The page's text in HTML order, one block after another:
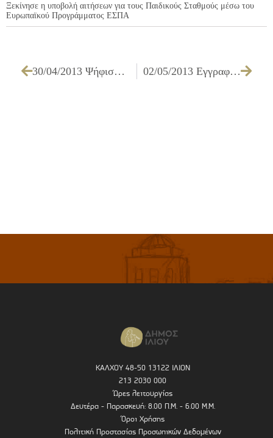
Ξεκίνησε η υποβολή αιτήσεων για τους Παιδικούς Σταθμούς μέσω του
Ευρωπαϊκού Προγράμματος ΕΣΠΑ
30/04/2013 Ψήφισμα σχετικά με τις συνθήκες υγιεινής στις λαϊκές αγορές 02/05/2013 Εγγραφές για το σχολικό έτος 2013-2014 στους Παιδικούς και Βρεφονηπιακούς Σταθμούς
ΚΑΛΧΟΥ 48-50 13122 ΙΛΙΟΝ
213 2030 000
Ώρες λειτουργίας
Δευτέρα - Παρασκευή: 8.00 Π.Μ. - 6.00 Μ.Μ.
Όροι Χρήσης
Πολιτική Προστασίας Προσωπικών Δεδομένων